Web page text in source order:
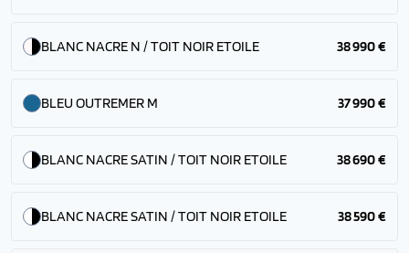
BLANC NACRE N / TOIT NOIR ETOILE 38 990 €
BLEU OUTREMER M 37 990 €
BLANC NACRE SATIN / TOIT NOIR ETOILE 38 690 €
BLANC NACRE SATIN / TOIT NOIR ETOILE 38 590 €